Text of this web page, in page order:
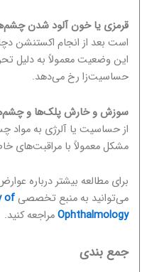
قرمزی یا خون آلود شدن
است بعد از انجام اکستنشن
این وضعیت معمولاً به دلیل
حساسیت‌زا رخ می‌دهد.
سوزش و خارش پلک‌ها و
از حساسیت یا آلرژی به مواد
مشکل معمولاً با مراقبت‌های
برای مطالعه بیشتر درباره
می‌توانید به منبع تخصصیof
Ophthalmologyمراجعه کنید.
جمع بندی